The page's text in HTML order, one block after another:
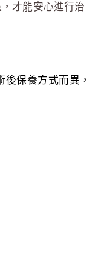
才能安心進行治
保養方式而異，